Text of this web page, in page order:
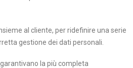
al cliente, per ridefinire una serie
gestione dei dati personali.
la più completa